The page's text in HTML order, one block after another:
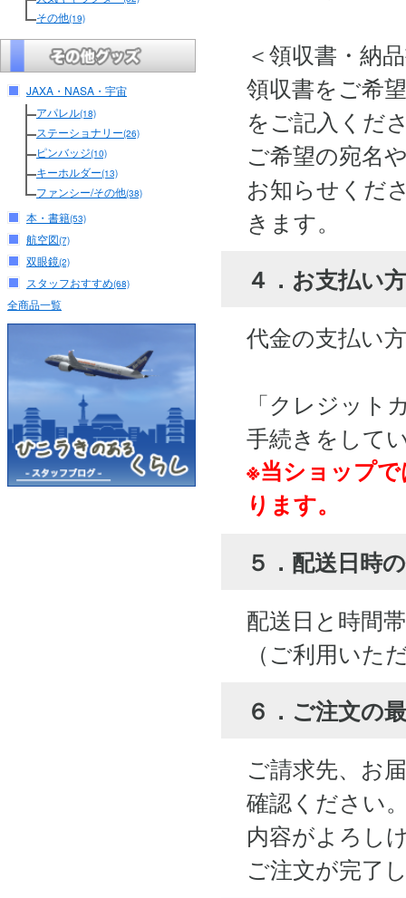
その他(19)
JAXA・NASA・宇宙
アパレル(18)
ステーショナリー(26)
ピンバッジ(10)
キーホルダー(13)
ファンシー/その他(38)
本・書籍(53)
航空図(7)
双眼鏡(2)
スタッフおすすめ(68)
全商品一覧
＜領収書・納
領収書をご希
をご記入くだ
ご希望の宛名
お知らせくだ
きます。
４．お支払い
代金の支払い
「クレジット
手続きをして
※当ショップ
ります。
５．配送日時
配送日と時間
（ご利用いた
６．ご注文の
ご請求先、お
確認ください
内容がよろし
ご注文が完了